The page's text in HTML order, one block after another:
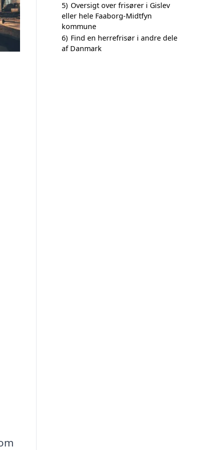
5) Oversigt over frisører i Gislev
eller hele Faaborg-Midtfyn
kommune
6) Find en herrefrisør i andre dele
af Danmark